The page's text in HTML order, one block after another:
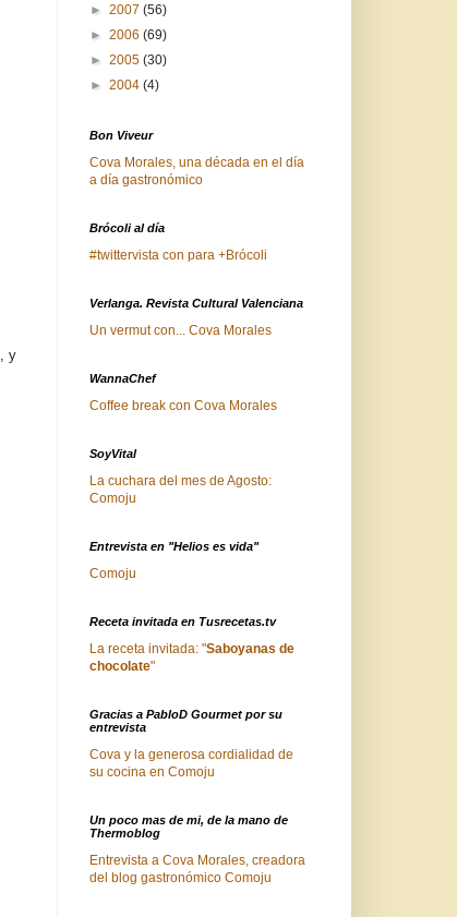
y
► 2007 (56)
► 2006 (69)
► 2005 (30)
► 2004 (4)
Bon Viveur
Cova Morales, una década en el día
a día gastronómico
Brócoli al día
#twittervista con para +Brócoli
Verlanga. Revista Cultural Valenciana
Un vermut con... Cova Morales
WannaChef
Coffee break con Cova Morales
SoyVital
La cuchara del mes de Agosto:
Comoju
Entrevista en "Helios es vida"
Comoju
Receta invitada en Tusrecetas.tv
La receta invitada: "Saboyanas de
chocolate"
Gracias a PabloD Gourmet por su
entrevista
Cova y la generosa cordialidad de
su cocina en Comoju
Un poco mas de mi, de la mano de
Thermoblog
Entrevista a Cova Morales, creadora
del blog gastronómico Comoju